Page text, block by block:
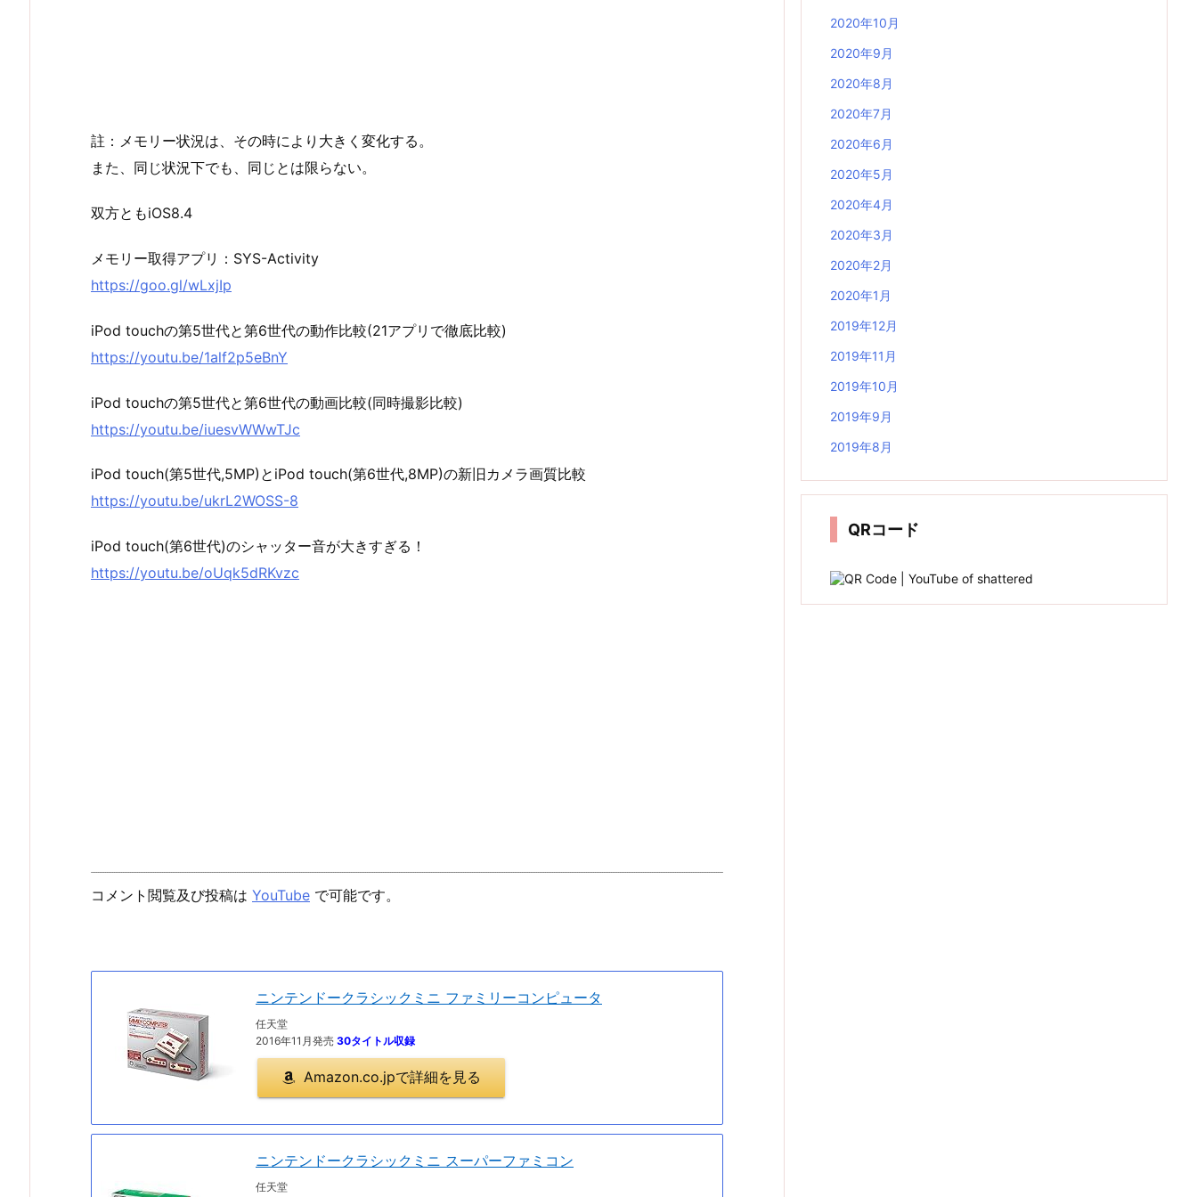
註：メモリー状況は、その時により大きく変化する。
また、同じ状況下でも、同じとは限らない。
双方ともiOS8.4
メモリー取得アプリ：SYS-Activity
https://goo.gl/wLxjIp
iPod touchの第5世代と第6世代の動作比較(21アプリで徹底比較)
https://youtu.be/1alf2p5eBnY
iPod touchの第5世代と第6世代の動画比較(同時撮影比較)
https://youtu.be/iuesvWWwTJc
iPod touch(第5世代,5MP)とiPod touch(第6世代,8MP)の新旧カメラ画質比較
https://youtu.be/ukrL2WOSS-8
iPod touch(第6世代)のシャッター音が大きすぎる！
https://youtu.be/oUqk5dRKvzc
コメント閲覧及び投稿は YouTube で可能です。
ニンテンドークラシックミニ ファミリーコンピュータ
任天堂
2016年11月発売 30タイトル収録
Amazon.co.jpで詳細を見る
ニンテンドークラシックミニ スーパーファミコン
任天堂
2020年10月
2020年9月
2020年8月
2020年7月
2020年6月
2020年5月
2020年4月
2020年3月
2020年2月
2020年1月
2019年12月
2019年11月
2019年10月
2019年9月
2019年8月
QRコード